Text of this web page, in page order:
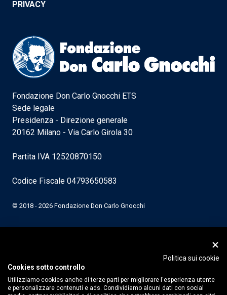
PRIVACY
Fondazione Don Carlo Gnocchi ETS
Sede legale
Presidenza - Direzione generale
20162 Milano - Via Carlo Girola 30
Partita IVA 12520870150
Codice Fiscale 04793650583
© 2018 - 2026 Fondazione Don Carlo Gnocchi
Politica sui cookie
Cookies sotto controllo
Utilizziamo cookies anche di terze parti per migliorare l'esperienza utente
e personalizzare contenuti e ads. Condividiamo alcuni dati con social